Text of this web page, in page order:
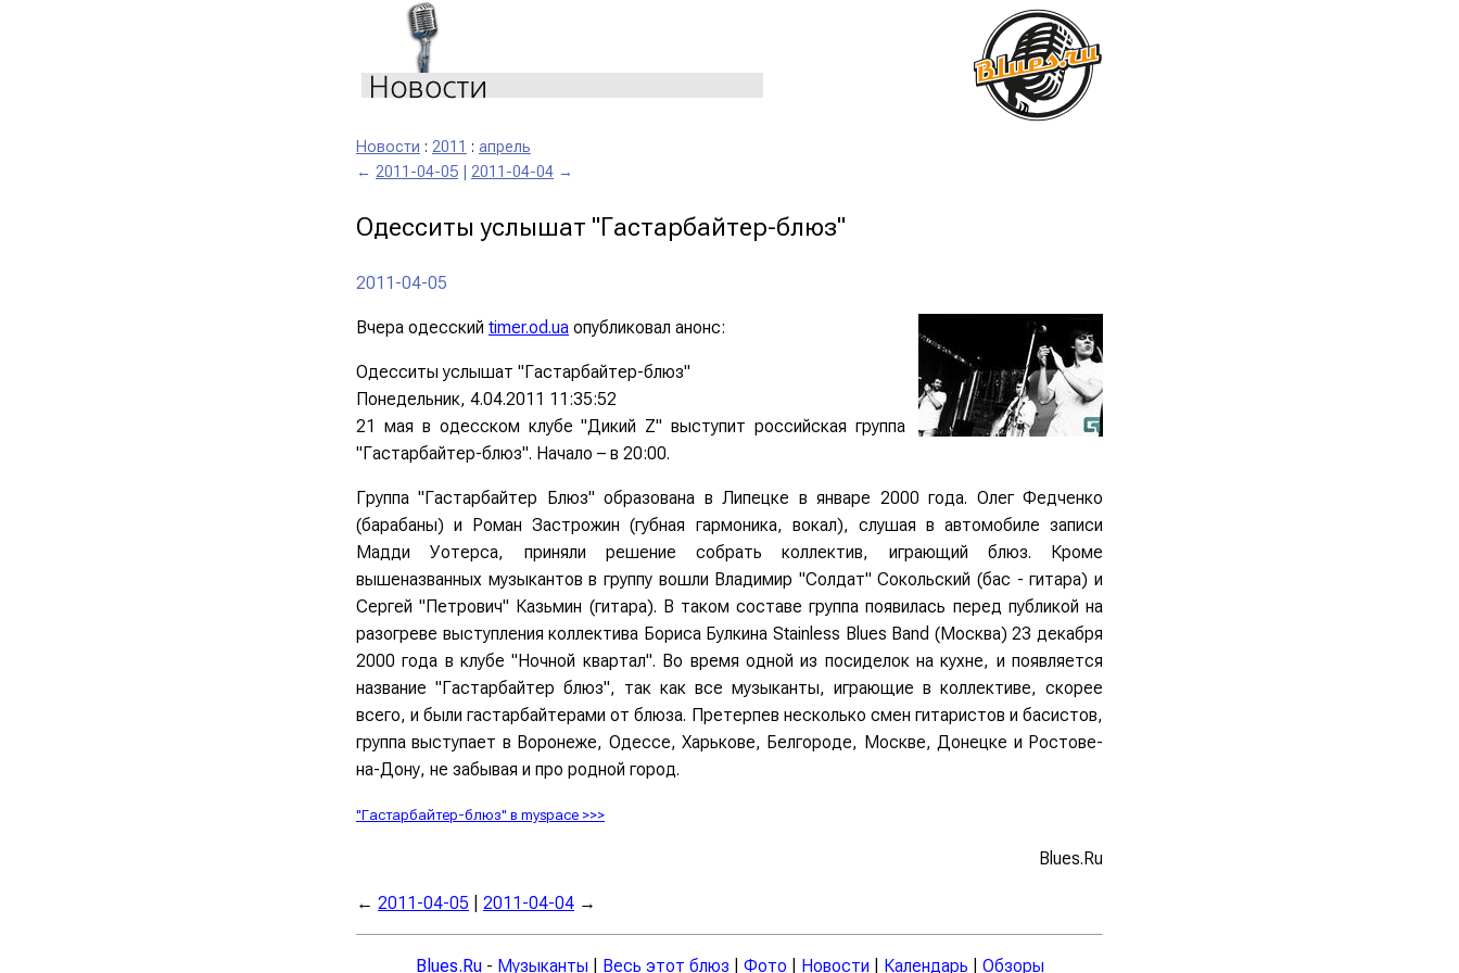
Новости : 2011 : апрель
← 2011-04-05 2011-04-04 →
Одесситы услышат "Гастарбайтер-блюз"
2011-04-05
Вчера одесский timer.od.ua опубликовал анонс:
Одесситы услышат "Гастарбайтер-блюз"
Понедельник, 4.04.2011 11:35:52
21 мая в одесском клубе "Дикий Z" выступит российская группа
"Гастарбайтер-блюз". Начало – в 20:00.
Группа "Гастарбайтер Блюз" образована в Липецке в январе 2000 года. Олег Федченко
(барабаны) и Роман Застрожин (губная гармоника, вокал), слушая в автомобиле записи
Мадди Уотерса, приняли решение собрать коллектив, играющий блюз. Кроме
вышеназванных музыкантов в группу вошли Владимир "Солдат" Сокольский (бас - гитара) и
Сергей "Петрович" Казьмин (гитара). В таком составе группа появилась перед публикой на
разогреве выступления коллектива Бориса Булкина Stainless Blues Band (Москва) 23 декабря
2000 года в клубе "Ночной квартал". Во время одной из посиделок на кухне, и появляется
название "Гастарбайтер блюз", так как все музыканты, играющие в коллективе, скорее
всего, и были гастарбайтерами от блюза. Претерпев несколько смен гитаристов и басистов,
группа выступает в Воронеже, Одессе, Харькове, Белгороде, Москве, Донецке и Ростове-
на-Дону, не забывая и про родной город.
"Гастарбайтер-блюз" в myspace >>>
Blues.Ru
← 2011-04-05 2011-04-04 →
Blues.Ru- Музыканты Весь этот блюз Фото Новости Календарь Обзоры